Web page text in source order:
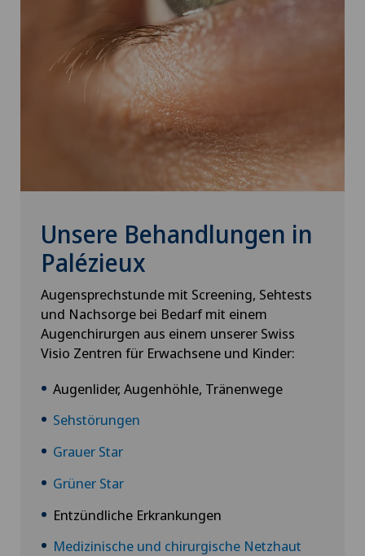
Unsere Behandlungen in
Palézieux
Augensprechstunde mit Screening, Sehtests
und Nachsorge bei Bedarf mit einem
Augenchirurgen aus einem unserer Swiss
Visio Zentren für Erwachsene und Kinder:
Augenlider, Augenhöhle, Tränenwege
Sehstörungen
Grauer Star
Grüner Star
Entzündliche Erkrankungen
Medizinische und chirurgische Netzhaut